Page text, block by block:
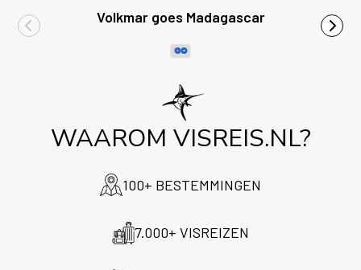
Volkmar goes Madagascar
WAAROM VISREIS.NL?
100+ BESTEMMINGEN
7.000+ VISREIZEN